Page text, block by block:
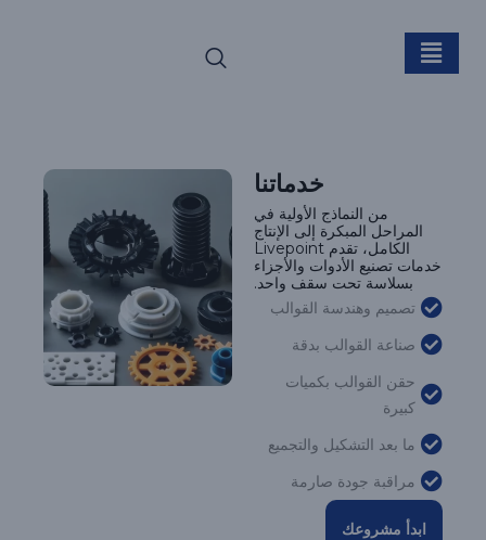
الخدمات
خدماتنا
من النماذج الأولية في
المراحل المبكرة إلى الإنتاج
الكامل، تقدم Livepoint
خدمات تصنيع الأدوات والأجزاء
بسلاسة تحت سقف واحد.
تصميم وهندسة القوالب
صناعة القوالب بدقة
حقن القوالب بكميات
كبيرة
ما بعد التشكيل والتجميع
مراقبة جودة صارمة
ابدأ مشروعك